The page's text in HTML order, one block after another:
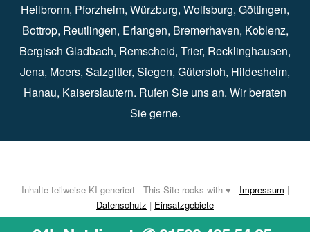
Heilbronn⁠, Pforzheim⁠, Würzburg⁠, Wolfsburg⁠⁠, Göttingen⁠,
Bottrop⁠, Reutlingen⁠, Erlangen⁠⁠, Bremerhaven⁠, Koblenz⁠,
Bergisch Gladbach⁠, Remscheid⁠⁠, Trier⁠⁠, Recklinghausen⁠,
Jena⁠⁠, Moers⁠⁠, Salzgitter⁠⁠, Siegen⁠⁠, Gütersloh⁠, Hildesheim⁠⁠,
Hanau⁠, Kaiserslautern⁠⁠. Rufen Sie uns an. Wir beraten
Sie gerne.
Inhalte teilweise KI-generiert - This Site rocks with ♥ - Impressum |
Datenschutz | Einsatzgebiete